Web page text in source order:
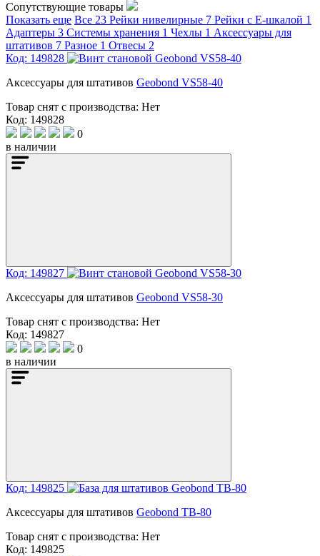
Сопутствующие товары
Показать еще Все 23 Рейки нивелирные 7 Рейки с Е-шкалой 1
Адаптеры 3 Системы хранения 1 Чехлы 1 Аксессуары для
штативов 7 Разное 1 Отвесы 2
Код: 149828
Аксессуары для штативов Geobond VS58-40
Товар снят с производства: Нет
Код: 149828
0
в наличии
Код: 149827
Аксессуары для штативов Geobond VS58-30
Товар снят с производства: Нет
Код: 149827
0
в наличии
Код: 149825
Аксессуары для штативов Geobond TB-80
Товар снят с производства: Нет
Код: 149825